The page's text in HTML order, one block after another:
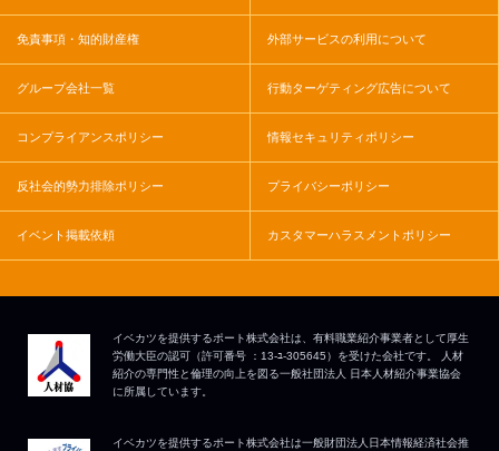
免責事項・知的財産権 外部サービスの利用について
グループ会社一覧 行動ターゲティング広告について
コンプライアンスポリシー 情報セキュリティポリシー
反社会的勢力排除ポリシー プライバシーポリシー
イベント掲載依頼 カスタマーハラスメントポリシー